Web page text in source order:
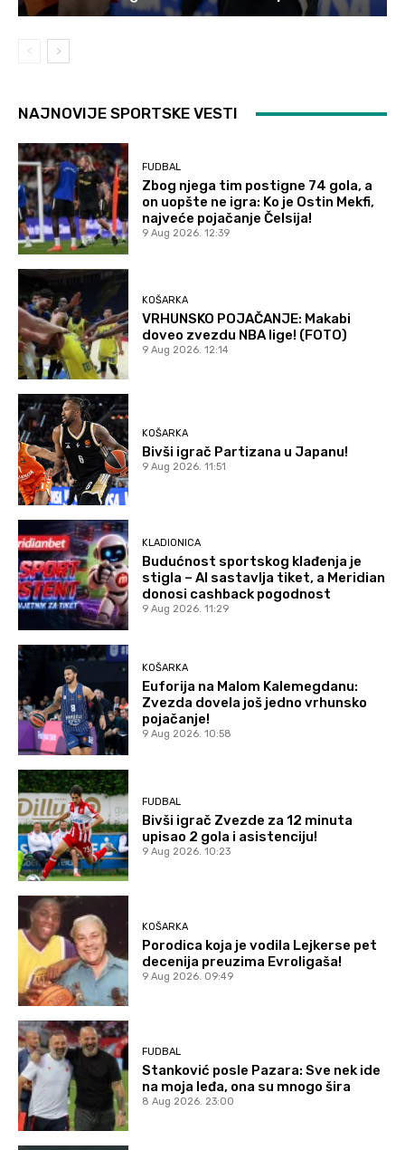
NAJNOVIJE SPORTSKE VESTI
FUDBAL
Zbog njega tim postigne 74 gola, a
on uopšte ne igra: Ko je Ostin Mekfi,
najveće pojačanje Čelsija!
9 Aug 2026. 12:39
KOŠARKA
VRHUNSKO POJAČANJE: Makabi
doveo zvezdu NBA lige! (FOTO)
9 Aug 2026. 12:14
KOŠARKA
Bivši igrač Partizana u Japanu!
9 Aug 2026. 11:51
KLADIONICA
Budućnost sportskog klađenja je
stigla – AI sastavlja tiket, a Meridian
donosi cashback pogodnost
9 Aug 2026. 11:29
KOŠARKA
Euforija na Malom Kalemegdanu:
Zvezda dovela još jedno vrhunsko
pojačanje!
9 Aug 2026. 10:58
FUDBAL
Bivši igrač Zvezde za 12 minuta
upisao 2 gola i asistenciju!
9 Aug 2026. 10:23
KOŠARKA
Porodica koja je vodila Lejkerse pet
decenija preuzima Evroligaša!
9 Aug 2026. 09:49
FUDBAL
Stanković posle Pazara: Sve nek ide
na moja leđa, ona su mnogo šira
8 Aug 2026. 23:00